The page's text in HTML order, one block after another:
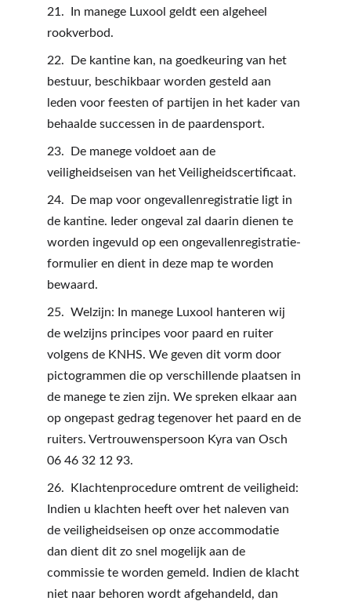
21.  In manege Luxool geldt een algeheel
rookverbod.
22.  De kantine kan, na goedkeuring van het
bestuur, beschikbaar worden gesteld aan
leden voor feesten of partijen in het kader van
behaalde successen in de paardensport.
23.  De manege voldoet aan de
veiligheidseisen van het Veiligheidscertificaat.
24.  De map voor ongevallenregistratie ligt in
de kantine. Ieder ongeval zal daarin dienen te
worden ingevuld op een ongevallenregistratie-
formulier en dient in deze map te worden
bewaard.
25.  Welzijn: In manege Luxool hanteren wij
de welzijns principes voor paard en ruiter
volgens de KNHS. We geven dit vorm door
pictogrammen die op verschillende plaatsen in
de manege te zien zijn. We spreken elkaar aan
op ongepast gedrag tegenover het paard en de
ruiters. Vertrouwenspersoon Kyra van Osch
06 46 32 12 93.
26.  Klachtenprocedure omtrent de veiligheid:
Indien u klachten heeft over het naleven van
de veiligheidseisen op onze accommodatie
dan dient dit zo snel mogelijk aan de
commissie te worden gemeld. Indien de klacht
niet naar behoren wordt afgehandeld, dan